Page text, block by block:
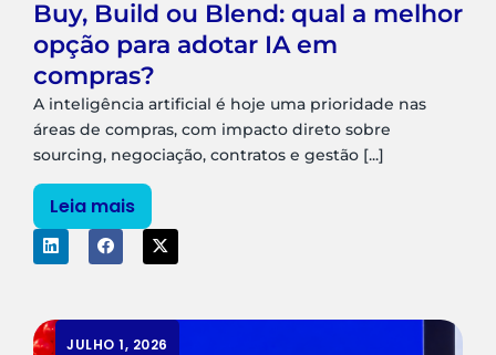
Buy, Build ou Blend: qual a melhor
opção para adotar IA em
compras?
A inteligência artificial é hoje uma prioridade nas
áreas de compras, com impacto direto sobre
sourcing, negociação, contratos e gestão [...]
Leia mais
JULHO 1, 2026